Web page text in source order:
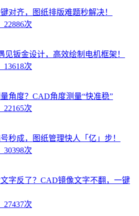
对齐，图纸排版难题秒解决！
次
见钣金设计，高效绘制电机框架！
次
角度？CAD角度测量“快准稳”
次
秒成，图纸管理快人「亿」步！
次
字反了？CAD镜像文字不翻，一键
次